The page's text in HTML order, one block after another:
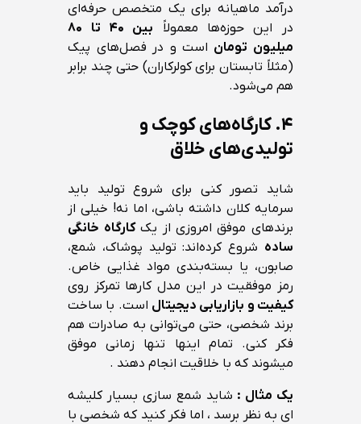
درآمد ماهیانه برای یک متخصص حرفه‌ای
در این حوزه‌ها معمولاً
بین ۴۰ تا ۸۰
میلیون تومان است و در فصل‌های پیک
(مثلاً تابستان برای کولرکاران) حتی چند برابر
هم می‌شود.
۴. کارگاه‌های کوچک و
تولیدی‌های خلاق
شاید تصور کنی برای شروع تولید باید
سرمایه کلان داشته باشی، اما نه! خیلی از
برندهای موفق امروزی از یککارگاه خانگی
ساده شروع کرده‌اند: تولید پوشاک، شمع،
صابون، یا بسته‌بندی مواد غذایی خاص.
رمز موفقیت در این مدل کارها تمرکز روی
کیفیت و بازاریابی دیجیتال است. با ساخت
برند شخصی، حتی می‌توانی به صادرات هم
فکر کنی. تمام اینها تنها زمانی موفق
میشوند که با خلاقیت انجام دهند .
یک مثال : شاید شمع سازی بسیار کلیشه
ای به نظر برسد ، اما فکر کنید که شخصی با